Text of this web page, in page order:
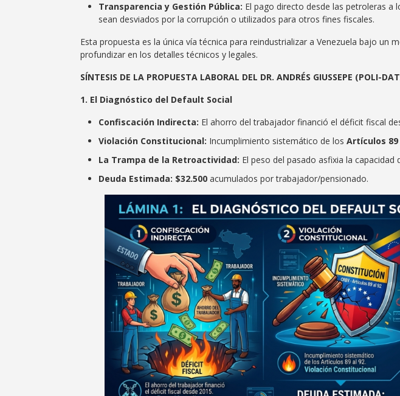
Transparencia y Gestión Pública: El pago directo desde las petroleras a
sean desviados por la corrupción o utilizados para otros fines fiscales.
​Esta propuesta es la única vía técnica para reindustrializar a Venezuela bajo un
profundizar en los detalles técnicos y legales.
SÍNTESIS DE LA PROPUESTA LABORAL DEL DR. ANDRÉS GIUSSEPE (POLI-
1. El Diagnóstico del Default Social
Confiscación Indirecta: El ahorro del trabajador financió el déficit fiscal
Violación Constitucional: Incumplimiento sistemático de los Artículos 89
La Trampa de la Retroactividad: El peso del pasado asfixia la capacidad
Deuda Estimada: $32.500 acumulados por trabajador/pensionado.